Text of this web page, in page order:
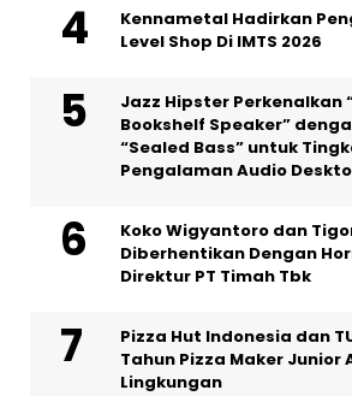
Kennametal Hadirkan
Level Shop Di IMTS 2026
Jazz Hipster Perkenalkan
Bookshelf Speaker”
“Sealed Bass” untuk
Pengalaman Audio
Koko Wigyantoro dan
Diberhentikan Dengan
Direktur PT Timah Tbk
Pizza Hut Indonesia dan
Tahun Pizza Maker Junior
Lingkungan